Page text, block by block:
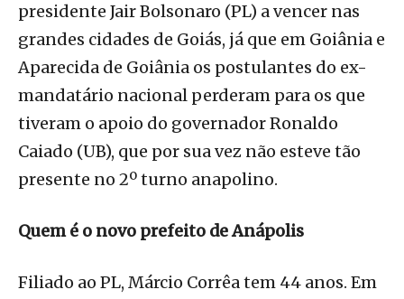
presidente Jair Bolsonaro (PL) a vencer nas
grandes cidades de Goiás, já que em Goiânia e
Aparecida de Goiânia os postulantes do ex-
mandatário nacional perderam para os que
tiveram o apoio do governador Ronaldo
Caiado (UB), que por sua vez não esteve tão
presente no 2º turno anapolino.
Quem é o novo prefeito de Anápolis
Filiado ao PL, Márcio Corrêa tem 44 anos. Em